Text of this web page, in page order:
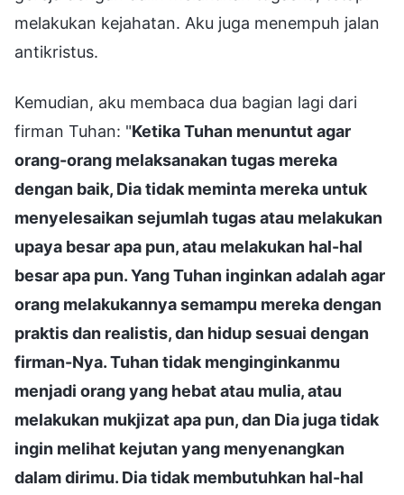
melakukan kejahatan. Aku juga menempuh jalan
antikristus.
Kemudian, aku membaca dua bagian lagi dari
firman Tuhan: "Ketika Tuhan menuntut agar
orang-orang melaksanakan tugas mereka
dengan baik, Dia tidak meminta mereka untuk
menyelesaikan sejumlah tugas atau melakukan
upaya besar apa pun, atau melakukan hal-hal
besar apa pun. Yang Tuhan inginkan adalah agar
orang melakukannya semampu mereka dengan
praktis dan realistis, dan hidup sesuai dengan
firman-Nya. Tuhan tidak menginginkanmu
menjadi orang yang hebat atau mulia, atau
melakukan mukjizat apa pun, dan Dia juga tidak
ingin melihat kejutan yang menyenangkan
dalam dirimu. Dia tidak membutuhkan hal-hal